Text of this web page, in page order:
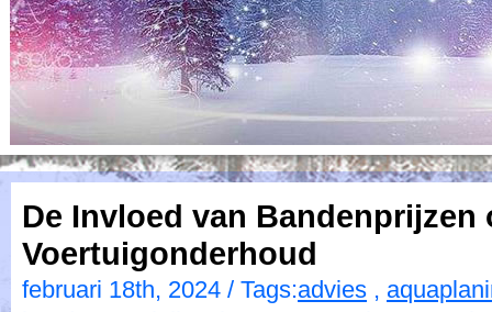
De Invloed van Bandenprijzen
Voertuigonderhoud
februari 18th, 2024 / Tags:advies ,